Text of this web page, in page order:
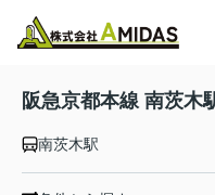
阪急京都本線 南茨木
南茨木駅